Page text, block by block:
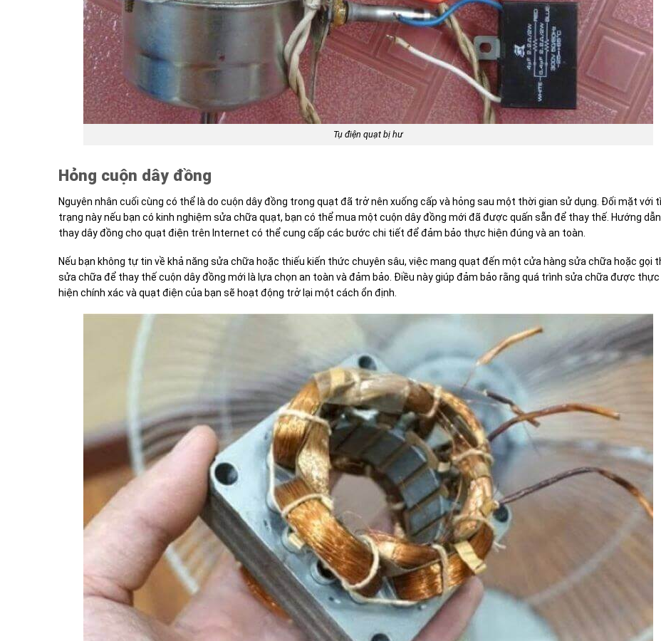
Tụ điện quạt bị hư
Hỏng cuộn dây đồng
Nguyên nhân cuối cùng có thể là do cuộn dây đồng trong quạt đã trở nên xuống cấp và hỏng sau một thời gian sử dụng. Đối mặt với
trạng này nếu bạn có kinh nghiệm sửa chữa quạt, bạn có thể mua một cuộn dây đồng mới đã được quấn sẵn để thay thế. Hướng dẫn
thay dây đồng cho quạt điện trên Internet có thể cung cấp các bước chi tiết để đảm bảo thực hiện đúng và an toàn.
Nếu bạn không tự tin về khả năng sửa chữa hoặc thiếu kiến thức chuyên sâu, việc mang quạt đến một cửa hàng sửa chữa hoặc gọi
sửa chữa để thay thế cuộn dây đồng mới là lựa chọn an toàn và đảm bảo. Điều này giúp đảm bảo rằng quá trình sửa chữa được thực
hiện chính xác và quạt điện của bạn sẽ hoạt động trở lại một cách ổn định.